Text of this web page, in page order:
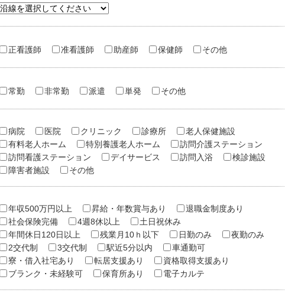
正看護師 准看護師 助産師 保健師 その他
常勤 非常勤 派遣 単発 その他
病院 医院 クリニック 診療所
老人保健施設
有料老人ホーム
特別養護老人ホーム
訪問介護ステーション
訪問看護ステーション
デイサービス 訪問入浴
検診施設
障害者施設
その他
年収500万円以上 昇給・年数賞与あり
退職金制度あり
社会保険完備
4週8休以上
土日祝休み
年間休日120日以上
残業月10ｈ以下 日勤のみ
夜勤のみ
2交代制
3交代制 駅近5分以内
車通勤可
寮・借入社宅あり
転居支援あり
資格取得支援あり
ブランク・未経験可
保育所あり 電子カルテ